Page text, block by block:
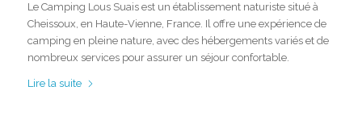
Le Camping Lous Suais est un établissement naturiste situé à
Cheissoux, en Haute-Vienne, France. Il offre une expérience de
camping en pleine nature, avec des hébergements variés et de
nombreux services pour assurer un séjour confortable.
Lire la suite